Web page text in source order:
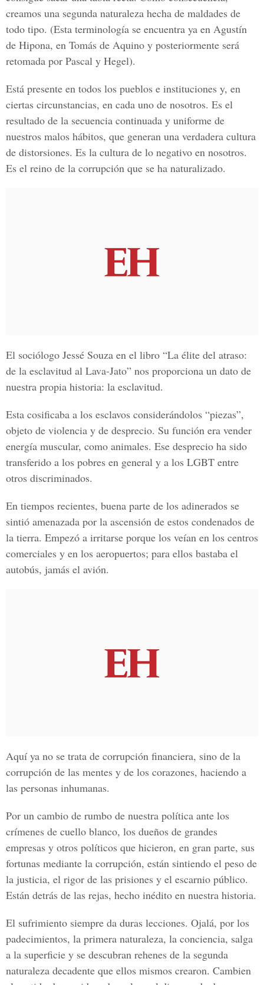
creamos una segunda naturaleza hecha de maldades de
todo tipo. (Esta terminología se encuentra ya en Agustín
de Hipona, en Tomás de Aquino y posteriormente será
retomada por Pascal y Hegel).
Está presente en todos los pueblos e instituciones y, en
ciertas circunstancias, en cada uno de nosotros. Es el
resultado de la secuencia continuada y uniforme de
nuestros malos hábitos, que generan una verdadera cultura
de distorsiones. Es la cultura de lo negativo en nosotros.
Es el reino de la corrupción que se ha naturalizado.
El sociólogo Jessé Souza en el libro “La élite del atraso:
de la esclavitud al Lava-Jato” nos proporciona un dato de
nuestra propia historia: la esclavitud.
Esta cosificaba a los esclavos considerándolos “piezas”,
objeto de violencia y de desprecio. Su función era vender
energía muscular, como animales. Ese desprecio ha sido
transferido a los pobres en general y a los LGBT entre
otros discriminados.
En tiempos recientes, buena parte de los adinerados se
sintió amenazada por la ascensión de estos condenados de
la tierra. Empezó a irritarse porque los veían en los centros
comerciales y en los aeropuertos; para ellos bastaba el
autobús, jamás el avión.
Aquí ya no se trata de corrupción financiera, sino de la
corrupción de las mentes y de los corazones, haciendo a
las personas inhumanas.
Por un cambio de rumbo de nuestra política ante los
crímenes de cuello blanco, los dueños de grandes
empresas y otros políticos que hicieron, en gran parte, sus
fortunas mediante la corrupción, están sintiendo el peso de
la justicia, el rigor de las prisiones y el escarnio público.
Están detrás de las rejas, hecho inédito en nuestra historia.
El sufrimiento siempre da duras lecciones. Ojalá, por los
padecimientos, la primera naturaleza, la conciencia, salga
a la superficie y se descubran rehenes de la segunda
naturaleza decadente que ellos mismos crearon. Cambien